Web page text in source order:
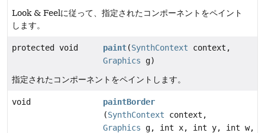
Look & Feelに従って、指定されたコンポーネントをペイント
します。
protected void paint(SynthContext context,
Graphics g)
指定されたコンポーネントをペイントします。
void
paintBorder
(SynthContext context,
Graphics g, int x, int y, int w,